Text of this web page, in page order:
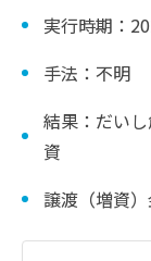
実行時期：
手法：不明
結果：だい
資
譲渡（増資